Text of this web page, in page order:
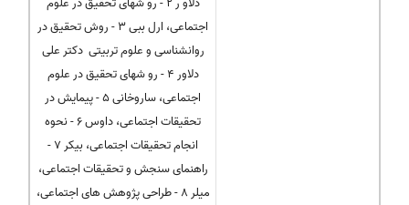
اجتماعی، ارل ببی 3 - روش تحقیق در
روانشناسی و علوم تربیتی دکتر علی
دلاور 4 - رو شهای تحقیق در علوم
اجتماعی، ساروخانی 5 - پیمایش در
تحقیقات اجتماعی، داوس 6 - نحوه
انجام تحقیقات اجتماعی، بیکر 7 -
راهنمای سنجش و تحقیقات اجتماعی،
میلر 8 - طراحی پژوهش های اجتماعی،